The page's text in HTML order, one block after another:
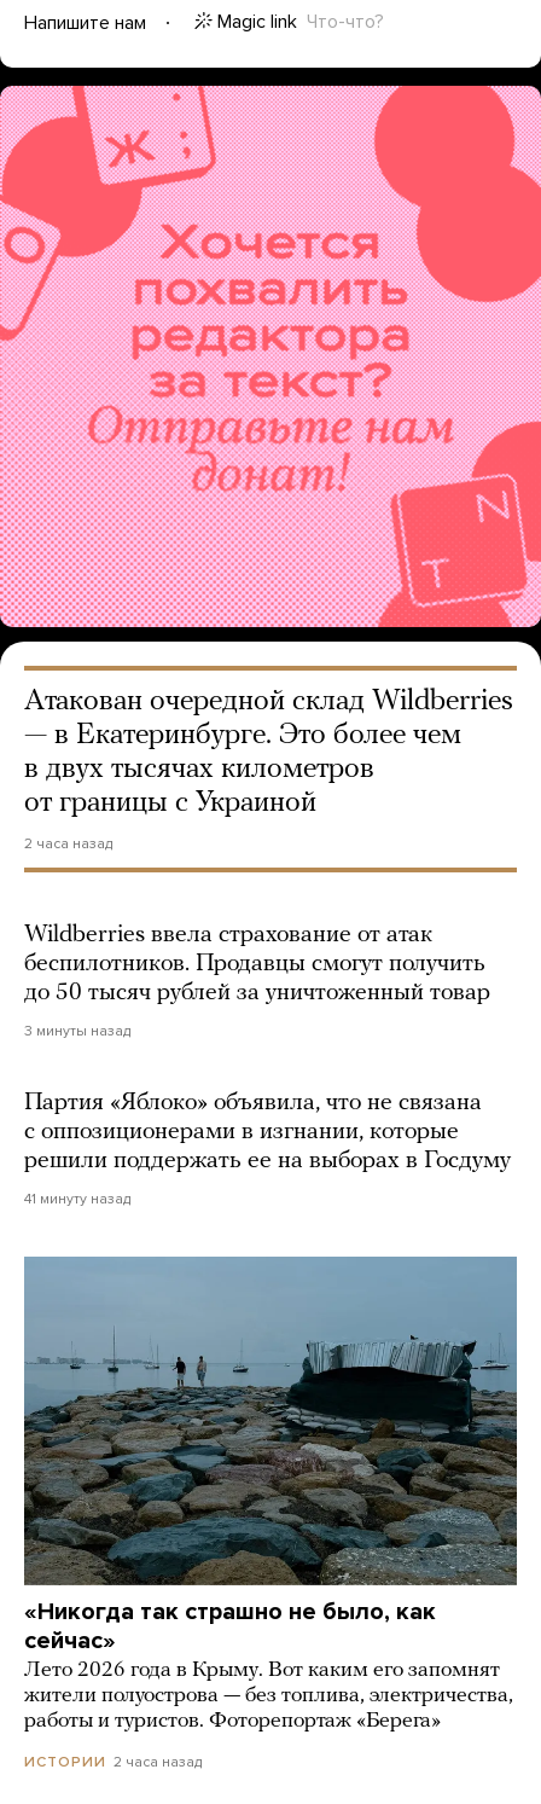
Напишите нам
Magic link Что-что?
Атакован очередной склад Wildberries
— в Екатеринбурге. Это более чем
в двух тысячах километров
от границы с Украиной
2 часа назад
Wildberries ввела страхование от атак
беспилотников. Продавцы смогут получить
до 50 тысяч рублей за уничтоженный товар
3 минуты назад
Партия «Яблоко» объявила, что не связана
с оппозиционерами в изгнании, которые
решили поддержать ее на выборах в Госдуму
41 минуту назад
«Никогда так страшно не было, как
сейчас»
Лето 2026 года в Крыму. Вот каким его запомнят
жители полуострова — без топлива, электричества,
работы и туристов. Фоторепортаж «Берега»
ИСТОРИИ 2 часа назад